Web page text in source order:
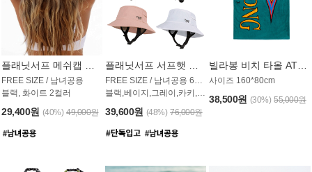
FREE SIZE / 남녀공용
블랙, 화이트 2컬러
29,400원 (40%) 49,000원
블랙,베이지,그레이,카키,핑크,화이트
39,600원 (48%) 76,000원
사이즈 160*80cm
38,500원 (30%) 55,000원